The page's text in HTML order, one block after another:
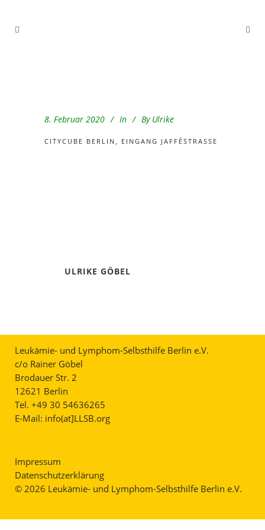
8. Februar 2020 In By Ulrike
CITYCUBE BERLIN, EINGANG JAFFÉSTRASSE
ULRIKE GÖBEL
Leukämie- und Lymphom-Selbsthilfe Berlin e.V.
c/o Rainer Göbel
Brodauer Str. 2
12621 Berlin
Tel. +49 30 54636265
E-Mail: info(at]LLSB.org
Impressum
Datenschutzerklärung
© 2026 Leukämie- und Lymphom-Selbsthilfe Berlin e.V.